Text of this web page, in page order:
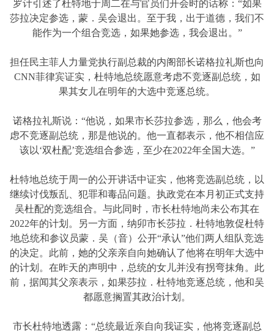
罗计引述了杜特地于周二在与官员们开会时的话称：“如果
莎拉决定参选，蒙．吴会退出。至于我，出于道德，我们不
能作为一个组合竞选，如果她参选，我会退出。”
担任民主菲人力量党执行副总裁的内阁部长诺格拉礼斯也向
CNN菲律宾证实，杜特地总统愿意考虑不竞逐副总统，如
果其女儿在明年的大选中竞逐总统。
诺格拉礼斯说：“他说，如果市长莎拉参选，那么，他会考
虑不竞逐副总统，那是他说的。他一直都表示，他不相信应
该以‘双杜配’竞选组合参选，至少在2022年全国大选。”
杜特地总统于周一的公开讲话中证实，他将竞选副总统，以
继续讨伐叛乱、犯罪和毒品问题。执政党在本月初正式支持
吴杜配的竞选组合。与此同时，市长杜特地尚未公布其在
2022年的计划。另一方面，纳卯市长莎拉．杜特地敦促杜特
地总统和参议员蒙．吴（音）公开“承认”他们两人组队竞选
的决定。此前，她的父亲亲自向她确认了他将在明年大选中
的计划。在昨天的声明中，总统的女儿并没有拐弯抹角。此
前，据闻其父亲表示，如果莎拉．杜特地竞逐总统，他和吴
都愿意搁置其政治计划。
市长杜特地透露：“总统最近亲自向我证实，他将竞逐副总